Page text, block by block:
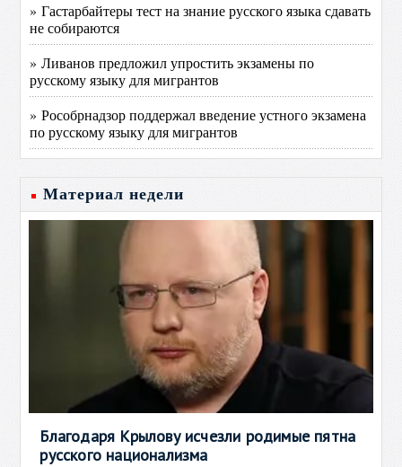
» Гастарбайтеры тест на знание русского языка сдавать
не собираются
» Ливанов предложил упростить экзамены по
русскому языку для мигрантов
» Рособрнадзор поддержал введение устного экзамена
по русскому языку для мигрантов
Материал недели
Благодаря Крылову исчезли родимые пятна
русского национализма